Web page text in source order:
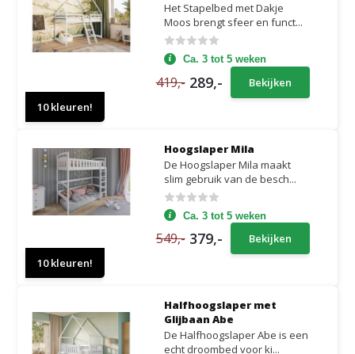
10 kleuren!
Het Stapelbed met Dakje
Moos brengt sfeer en funct...
Ca. 3 tot 5 weken
419,- 289,- Bekijken
10 kleuren!
Hoogslaper Mila
De Hoogslaper Mila maakt
slim gebruik van de besch...
Ca. 3 tot 5 weken
549,- 379,- Bekijken
Halfhoogslaper met
Glijbaan Abe
De Halfhoogslaper Abe is een
echt droombed voor ki...